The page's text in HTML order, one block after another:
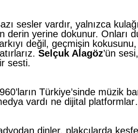
sesler vardır, yalnızca
derin yerine dokunur. Onları
değil, geçmişin
Selçuk Alagöz’ün
sesti.
Türkiye’sinde müzik
vardı ne dijital
dinler, plakçılarda